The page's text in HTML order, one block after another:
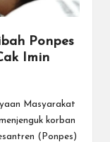
Ponpes
Imin
Masyarakat
korban
(Ponpes)